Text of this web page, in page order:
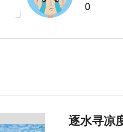
0
逐水寻凉